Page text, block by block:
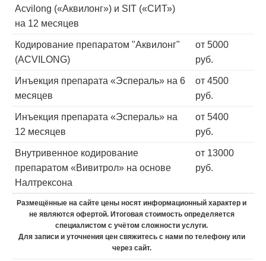
Acvilong («Аквилонг») и SIT («СИТ»)
на 12 месяцев
Кодирование препаратом "Аквилонг"
(ACVILONG)
от 5000
руб.
Инъекция препарата «Эспераль» на 6
месяцев
от 4500
руб.
Инъекция препарата «Эспераль» на
12 месяцев
от 5400
руб.
Внутривенное кодирование
препаратом «Вивитрол» на основе
Налтрексона
от 13000
руб.
Размещённые на сайте цены носят информационный характер и
не являются офертой. Итоговая стоимость определяется
специалистом с учётом сложности услуги.
Для записи и уточнения цен свяжитесь с нами по телефону или
через сайт.